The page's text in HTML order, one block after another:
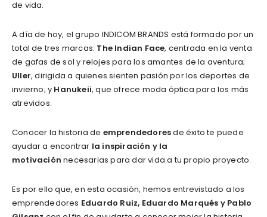
de vida.
A día de hoy, el grupo INDICOM BRANDS está formado por un
total de tres marcas: The Indian Face, centrada en la venta
de gafas de sol y relojes para los amantes de la aventura;
Uller, dirigida a quienes sienten pasión por los deportes de
invierno; y Hanukeii, que ofrece moda óptica para los más
atrevidos.
Conocer la historia de emprendedoresde éxito te puede
ayudar a encontrar la inspiración y la
motivaciónnecesarias para dar vida a tu propio proyecto.
Es por ello que, en esta ocasión, hemos entrevistado a los
emprendedores Eduardo Ruiz, Eduardo Marqués y Pablo